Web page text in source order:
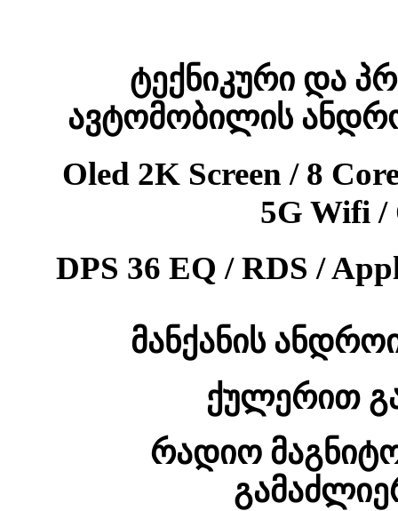
ტექნიკური და
ავტომობილის
Oled 2K Screen / 8
5G Wifi /
DPS 36 EQ / RDS /
მანქანის
ქულერით
რადიო